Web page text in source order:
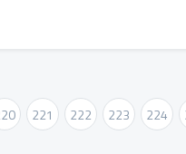
221 222 223 224